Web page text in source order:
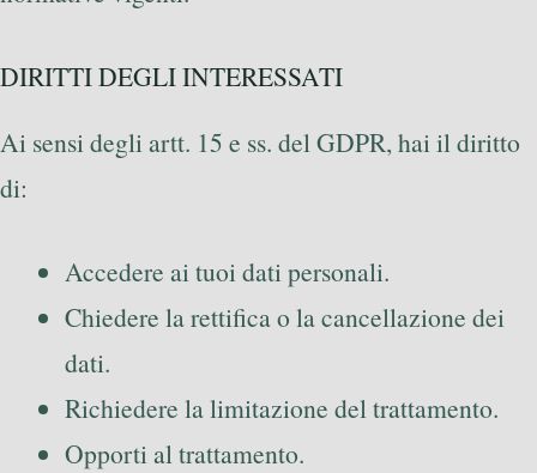
DIRITTI DEGLI INTERESSATI
Ai sensi degli artt. 15 e ss. del GDPR, hai il diritto
di:
Accedere ai tuoi dati personali.
Chiedere la rettifica o la cancellazione dei
dati.
Richiedere la limitazione del trattamento.
Opporti al trattamento.